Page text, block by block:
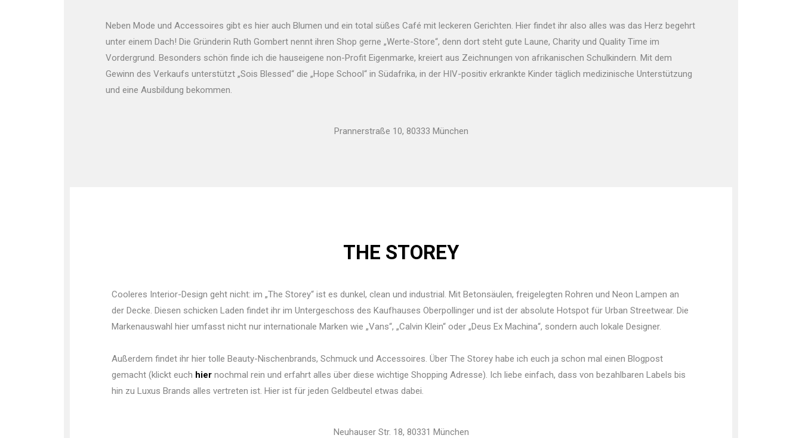
Neben Mode und Accessoires gibt es hier auch Blumen und ein total süßes Café mit leckeren Gerichten. Hier findet ihr also alles was das Herz begehrt
unter einem Dach! Die Gründerin Ruth Gombert nennt ihren Shop gerne „Werte-Store“, denn dort steht gute Laune, Charity und Quality Time im
Vordergrund. Besonders schön finde ich die hauseigene non-Profit Eigenmarke, kreiert aus Zeichnungen von afrikanischen Schulkindern. Mit dem
Gewinn des Verkaufs unterstützt „Sois Blessed“ die „Hope School“ in Südafrika, in der HIV-positiv erkrankte Kinder täglich medizinische Unterstützung
und eine Ausbildung bekommen.
Prannerstraße 10, 80333 München
THE STOREY
Cooleres Interior-Design geht nicht: im „The Storey“ ist es dunkel, clean und industrial. Mit Betonsäulen, freigelegten Rohren und Neon Lampen an
der Decke. Diesen schicken Laden findet ihr im Untergeschoss des Kaufhauses Oberpollinger und ist der absolute Hotspot für Urban Streetwear. Die
Markenauswahl hier umfasst nicht nur internationale Marken wie „Vans“, „Calvin Klein“ oder „Deus Ex Machina“, sondern auch lokale Designer.
Außerdem findet ihr hier tolle Beauty-Nischenbrands, Schmuck und Accessoires. Über The Storey habe ich euch ja schon mal einen Blogpost
gemacht (klickt euch hier nochmal rein und erfahrt alles über diese wichtige Shopping Adresse). Ich liebe einfach, dass von bezahlbaren Labels bis
hin zu Luxus Brands alles vertreten ist. Hier ist für jeden Geldbeutel etwas dabei.
Neuhauser Str. 18, 80331 München